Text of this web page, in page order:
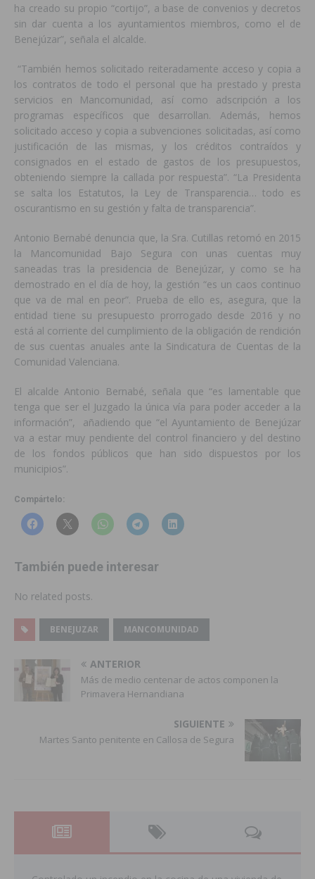
ha creado su propio “cortijo”, a base de convenios y decretos
sin dar cuenta a los ayuntamientos miembros, como el de
Benejúzar”, señala el alcalde.
“También hemos solicitado reiteradamente acceso y copia a
los contratos de todo el personal que ha prestado y presta
servicios en Mancomunidad, así como adscripción a los
programas específicos que desarrollan. Además, hemos
solicitado acceso y copia a subvenciones solicitadas, así como
justificación de las mismas, y los créditos contraídos y
consignados en el estado de gastos de los presupuestos,
obteniendo siempre la callada por respuesta”. “La Presidenta
se salta los Estatutos, la Ley de Transparencia… todo es
oscurantismo en su gestión y falta de transparencia”.
Antonio Bernabé denuncia que, la Sra. Cutillas retomó en 2015
la Mancomunidad Bajo Segura con unas cuentas muy
saneadas tras la presidencia de Benejúzar, y como se ha
demostrado en el día de hoy, la gestión “es un caos continuo
que va de mal en peor”. Prueba de ello es, asegura, que la
entidad tiene su presupuesto prorrogado desde 2016 y no
está al corriente del cumplimiento de la obligación de rendición
de sus cuentas anuales ante la Sindicatura de Cuentas de la
Comunidad Valenciana.
El alcalde Antonio Bernabé, señala que “es lamentable que
tenga que ser el Juzgado la única vía para poder acceder a la
información”, añadiendo que “el Ayuntamiento de Benejúzar
va a estar muy pendiente del control financiero y del destino
de los fondos públicos que han sido dispuestos por los
municipios”.
Compártelo:
También puede interesar
No related posts.
BENEJUZAR MANCOMUNIDAD
ANTERIOR
Más de medio centenar de actos componen la
Primavera Hernandiana
SIGUIENTE
Martes Santo penitente en Callosa de Segura